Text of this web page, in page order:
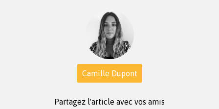
Camille Dupont
Partagez l'article avec vos amis